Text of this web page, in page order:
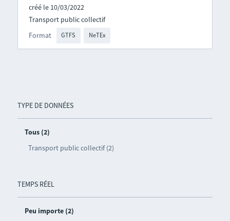
TYPE DE DONNÉES
Tous (2)
Transport public collectif (2)
TEMPS RÉEL
Peu importe (2)
créé le 10/03/2022
Format GTFS NeTEx
Transport public collectif